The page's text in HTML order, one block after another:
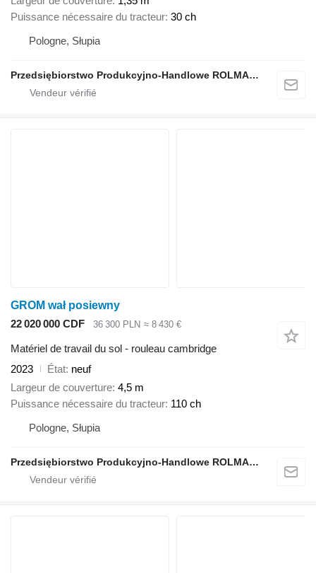
Puissance nécessaire du tracteur 30 ch
Pologne, Słupia
Przedsiębiorstwo Produkcyjno-Handlowe ROLMAPOL Marcin Dziekan
GROM wał posiewny
22 020 000 CDF
36 300 PLN ≈ 8 430 €
Matériel de travail du sol - rouleau cambridge
2023
État neuf
Largeur de couverture 4,5 m
Puissance nécessaire du tracteur 110 ch
Pologne, Słupia
Przedsiębiorstwo Produkcyjno-Handlowe ROLMAPOL Marcin Dziekan